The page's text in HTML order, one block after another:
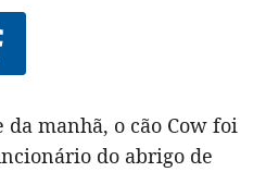
manhã, o cão Cow foi
do abrigo de